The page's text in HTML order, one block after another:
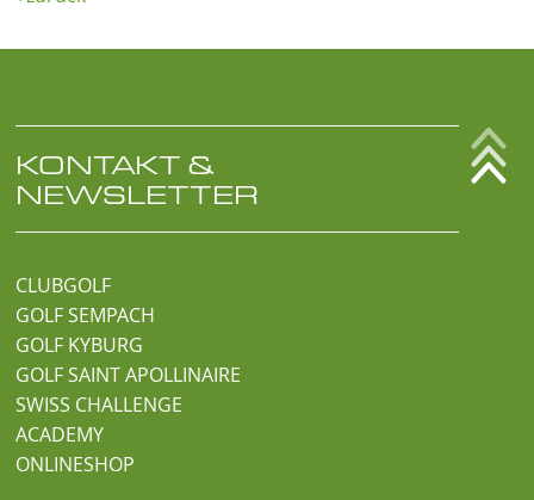
KONTAKT &
NEWSLETTER
CLUBGOLF
GOLF SEMPACH
GOLF KYBURG
GOLF SAINT APOLLINAIRE
SWISS CHALLENGE
ACADEMY
ONLINESHOP